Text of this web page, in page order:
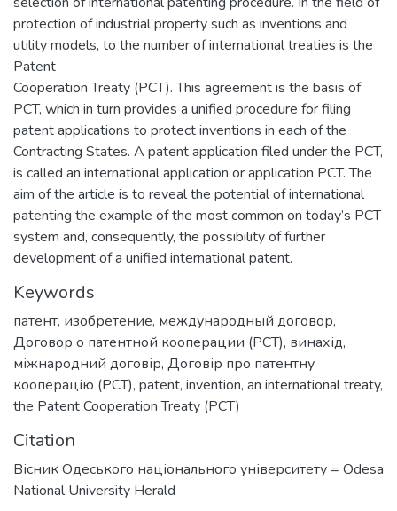
protection of industrial property such as inventions and
utility models, to the number of international treaties is the
Patent
Cooperation Treaty (PCT). This agreement is the basis of
PCT, which in turn provides a unified procedure for filing
patent applications to protect inventions in each of the
Contracting States. A patent application filed under the PCT,
is called an international application or application PCT. The
aim of the article is to reveal the potential of international
patenting the example of the most common on today’s PCT
system and, consequently, the possibility of further
development of a unified international patent.
Keywords
патент, изобретение, международный договор,
Договор о патентной кооперации (PCT), винахід,
міжнародний договір, Договір про патентну
кооперацію (PCT), patent, invention, an international treaty,
the Patent Cooperation Treaty (PCT)
Citation
Вісник Одеського національного університету = Odesa
National University Herald